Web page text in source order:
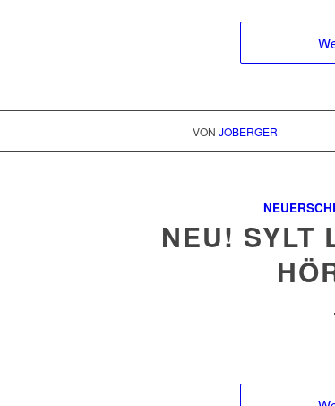
VON JOBERGER
NEU! SYLT